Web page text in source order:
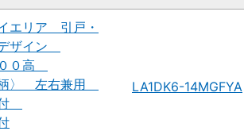
エリア 引戸・
ザイン
０高
柄〉 左右兼用
LA1DK6-14MGFYA